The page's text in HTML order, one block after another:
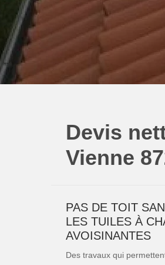
Devis
Vienne
PAS DE TOIT
LES TUILES À
AVOISINANTES
Des travaux qui